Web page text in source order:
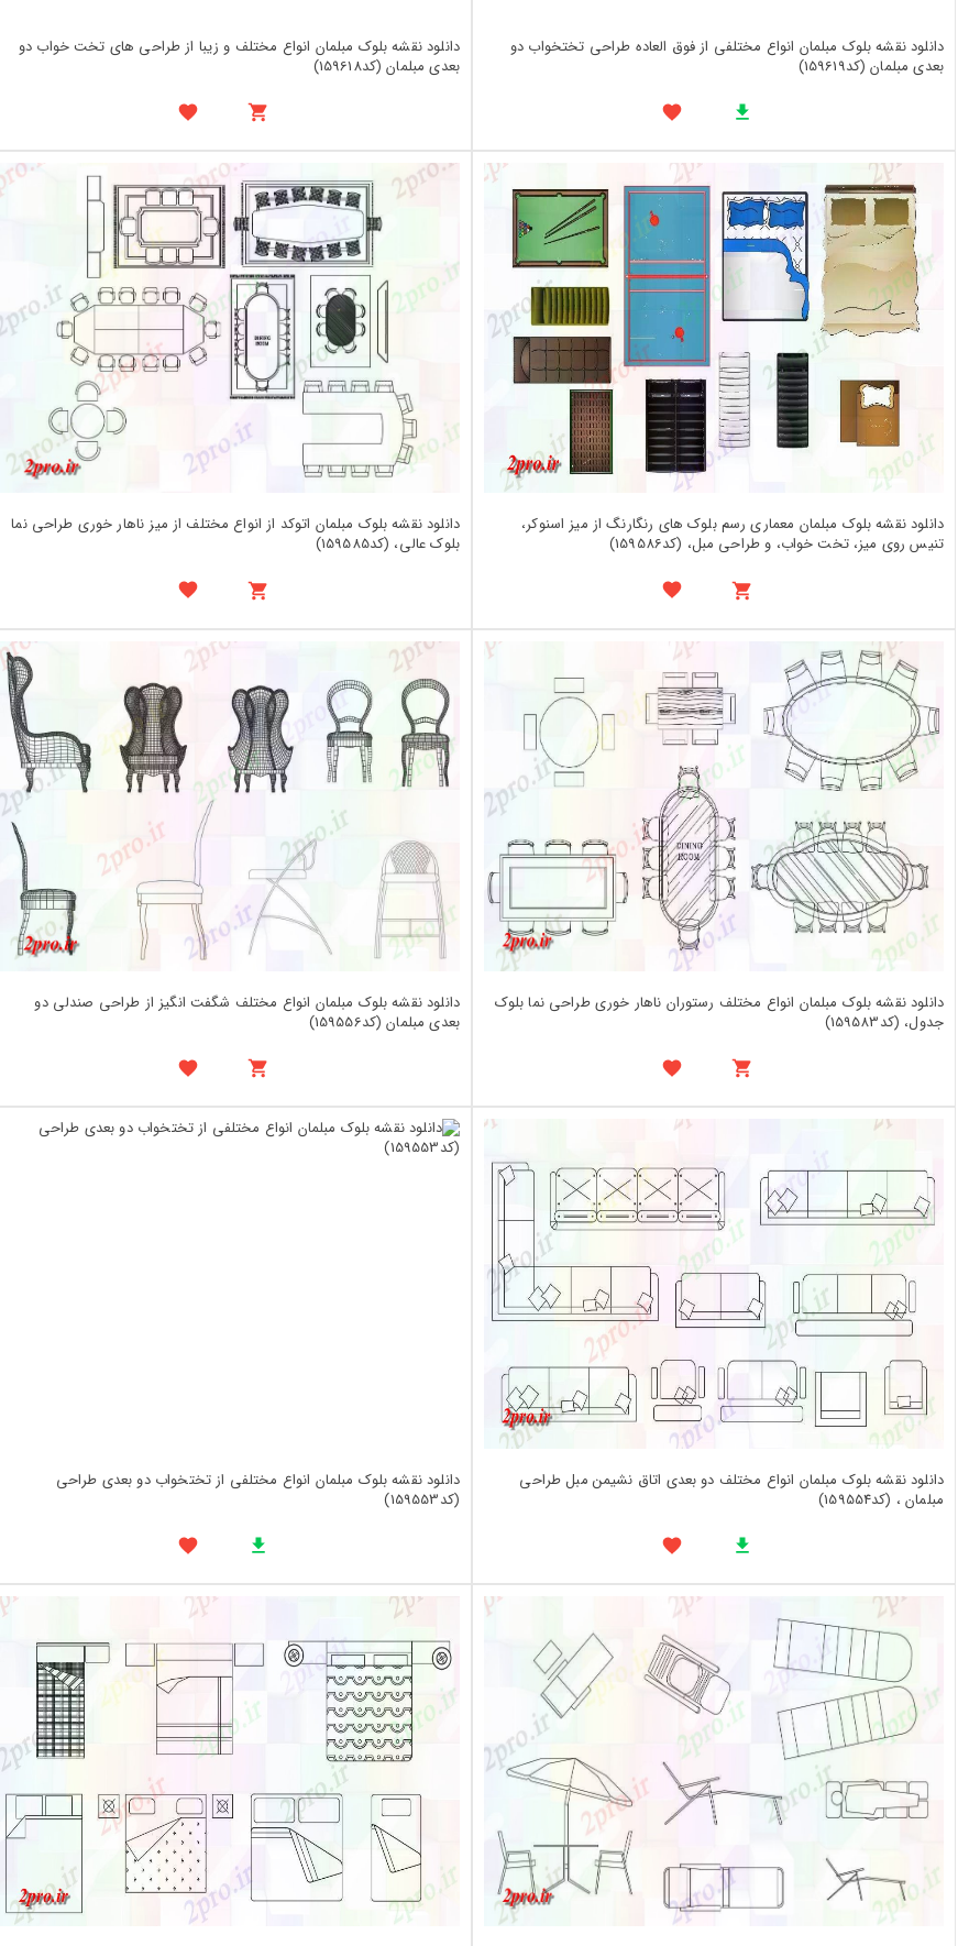
دانلود نقشه بلوک مبلمان انواع مختلفی از فوق العاده طراحی تختخواب دو
بعدی مبلمان (کد159619)
دانلود نقشه بلوک مبلمان انواع مختلف و زیبا از طراحی های تخت خواب دو
بعدی مبلمان (کد159618)
دانلود نقشه بلوک مبلمان معماری رسم بلوک های رنگارنگ از میز اسنوکر،
تنیس روی میز، تخت خواب، و طراحی مبل، (کد159586)
دانلود نقشه بلوک مبلمان اتوکد از انواع مختلف از میز ناهار خوری طراحی نما
بلوک عالی، (کد159585)
دانلود نقشه بلوک مبلمان انواع مختلف رستوران ناهار خوری طراحی نما بلوک
جدول، (کد159583)
دانلود نقشه بلوک مبلمان انواع مختلف شگفت انگیز از طراحی صندلی دو
بعدی مبلمان (کد159556)
دانلود نقشه بلوک مبلمان انواع مختلف دو بعدی اتاق نشیمن مبل طراحی
مبلمان ، (کد159554)
دانلود نقشه بلوک مبلمان انواع مختلفی از تختخواب دو بعدی طراحی
(کد159553)